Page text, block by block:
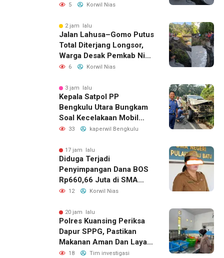
Selatan Bergerak Cepat
5 Korwil Nias
2 jam lalu
Jalan Lahusa–Gomo Putus
Total Diterjang Longsor,
Warga Desak Pemkab Nias
Selatan Bergerak Cepat
6 Korwil Nias
3 jam lalu
Kepala Satpol PP
Bengkulu Utara Bungkam
Soal Kecelakaan Mobil
Dinas yang Dikemudikan
33 kaperwil Bengkulu
17 jam lalu
Diduga Terjadi
Penyimpangan Dana BOS
Rp660,66 Juta di SMA
Negeri 1 Pulau-Pulau
Belanja Bernilai Besar Jadi
Sorotan; LSM GEMPUR
Siapkan Laporan ke
Kejaksaan
12 Korwil Nias
20 jam lalu
Polres Kuansing Periksa
Dapur SPPG, Pastikan
Makanan Aman Dan Layak
Dikonsumsi
18
Tim investigasi